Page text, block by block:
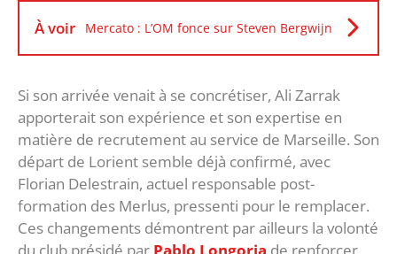
À voir Mercato : L’OM fonce sur Steven Bergwijn
Si son arrivée venait à se concrétiser, Ali Zarrak
apporterait son expérience et son expertise en
matière de recrutement au service de Marseille. Son
départ de Lorient semble déjà confirmé, avec
Florian Delestrain, actuel responsable post-
formation des Merlus, pressenti pour le remplacer.
Ces changements démontrent par ailleurs la volonté
du club présidé par Pablo Longoria de renforcer